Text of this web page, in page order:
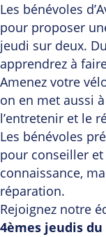
Les bénévoles
pour proposer
jeudi sur deux.
apprendrez à
Amenez votre
on en met aussi
l’entretenir et le
Les bénévoles
pour conseiller
connaissance,
réparation.
Rejoignez notre
4èmes jeudis du